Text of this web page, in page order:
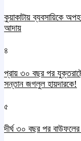
কুয়াকাটায় ব্যবসায়িকে
আদায়
৪
প্রায় ৩০ বছর পর
সন্তান জগলুল হায়দারকে!
৫
দীর্ঘ ৩০ বছর পর